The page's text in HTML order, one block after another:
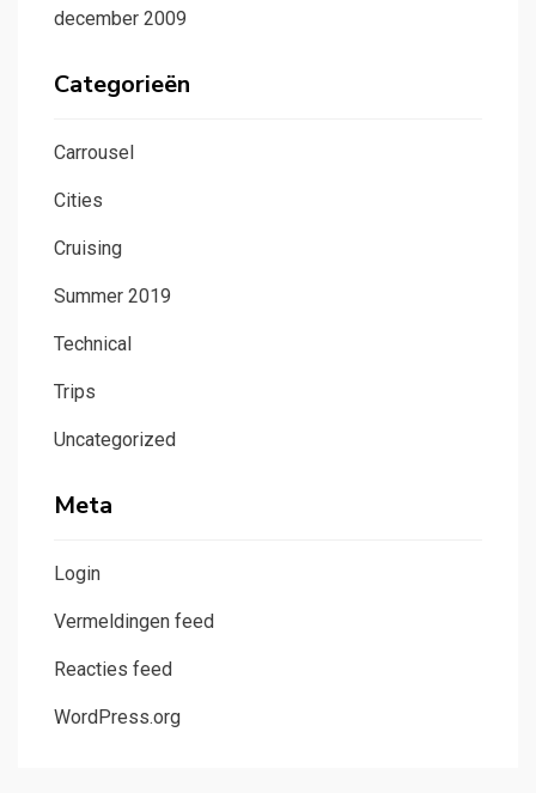
december 2009
Categorieën
Carrousel
Cities
Cruising
Summer 2019
Technical
Trips
Uncategorized
Meta
Login
Vermeldingen feed
Reacties feed
WordPress.org